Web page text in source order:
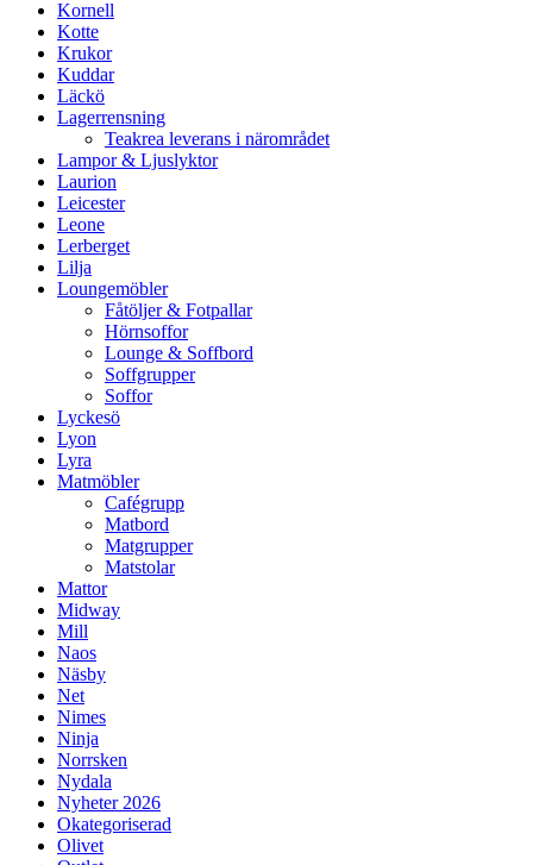
Kornell
Kotte
Krukor
Kuddar
Läckö
Lagerrensning
Teakrea leverans i närområdet
Lampor & Ljuslyktor
Laurion
Leicester
Leone
Lerberget
Lilja
Loungemöbler
Fåtöljer & Fotpallar
Hörnsoffor
Lounge & Soffbord
Soffgrupper
Soffor
Lyckesö
Lyon
Lyra
Matmöbler
Cafégrupp
Matbord
Matgrupper
Matstolar
Mattor
Midway
Mill
Naos
Näsby
Net
Nimes
Ninja
Norrsken
Nydala
Nyheter 2026
Okategoriserad
Olivet